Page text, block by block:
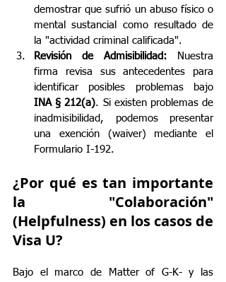
demostrar que sufrió un abuso físico o
mental sustancial como resultado de
la "actividad criminal calificada".
Revisión de Admisibilidad: Nuestra
firma revisa sus antecedentes para
INA § 212(a). Si existen problemas de
inadmisibilidad, podemos presentar
una exención (waiver) mediante el
Formulario I-192.
¿Por qué es tan importante
la "Colaboración"
(Helpfulness) en los casos de
Visa U?
Bajo el marco de Matter of G-K- y las